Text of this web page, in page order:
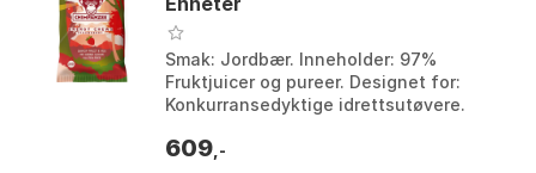
Smak: Jordbær. Inneholder: 97%
Fruktjuicer og pureer. Designet for:
Konkurransedyktige idrettsutøvere.
Multicolor. Større...
609 ,-